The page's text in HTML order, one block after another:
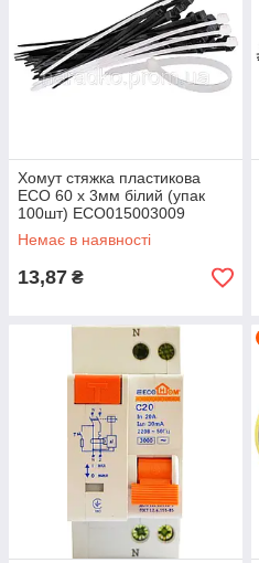
Хомут стяжка пластикова
ECO 60 х 3мм білий (упак
100шт) ECO015003009
Немає в наявності
13,87 ₴